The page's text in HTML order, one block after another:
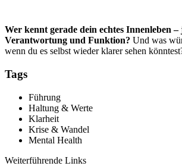
Wer kennt gerade dein echtes Innenleben –
Verantwortung und Funktion? Und was
wenn du es selbst wieder klarer sehen
Tags
Führung
Haltung & Werte
Klarheit
Krise & Wandel
Mental Health
Weiterführende Links